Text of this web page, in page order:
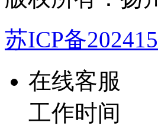
苏ICP备
在线客服
工作时间